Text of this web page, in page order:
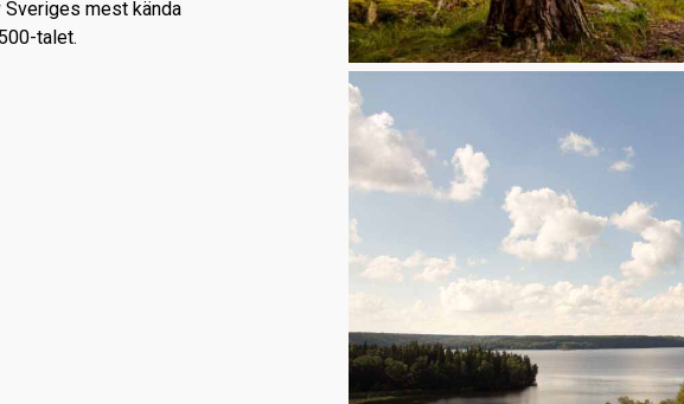
Sveriges mest kända
talet.